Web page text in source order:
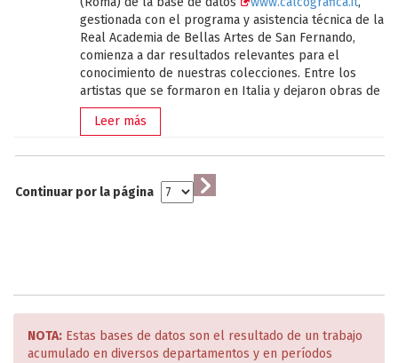
decisión de Ferdinando IV. Otro vaciado similar,
realizado también con anterioridad a las
restauraciones dieciochescas, es el que se conserva
en la
Academia Brera de Milán.
confinamiento del año pasado, y la posterior gestión
informática de Juan Víctor Mejías.
Ir a la colección
gestionada con el programa y asistencia técnica de la
Real Academia de Bellas Artes de San Fernando,
comienza a dar resultados relevantes para el
conocimiento de nuestras colecciones. Entre los
artistas que se formaron en Italia y dejaron obras de
interés, figuran Ponciano Ponzano y José Alcaide. El
primero dibujó y el segundo grabó la plancha
reproduce el mismo tema del relieve en yeso
de la Academia, en el que se trata el episodio de
abren una línea de estudios sobre los artistas
españoles en Roma que dará, sin duda, excelentes
resultados.
Leer más
Continuar por la página
NOTA: Estas bases de datos son el resultado de un trabajo
acumulado en diversos departamentos y en períodos